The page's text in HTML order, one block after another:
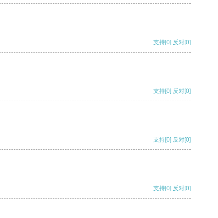
支持[0] 反对[0]
支持[0] 反对[0]
支持[0] 反对[0]
支持[0] 反对[0]